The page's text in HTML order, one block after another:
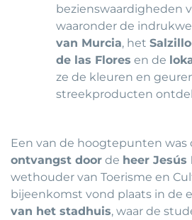
bezienswaardigheden
waaronder de
van Murcia, het
de las Flores en de
ze de kleuren en
streekproducten
Een van de hoogtepunten was
ontvangst door de heer Jesús
wethouder van Toerisme en
bijeenkomst vond plaats in de
van het stadhuis, waar de